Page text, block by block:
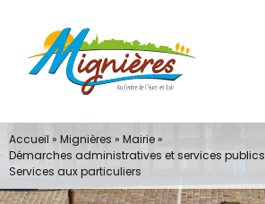
contenu
Accueil » Mignières » Mairie»
Démarches administratives et services publics
Services aux particuliers